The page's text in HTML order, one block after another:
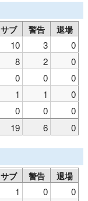
サブ 警告 退場
10 3
0
8 2
0
0 0
0
1 1
0
0 0
0
19 6 0
サブ 警告 退場
1 0
0